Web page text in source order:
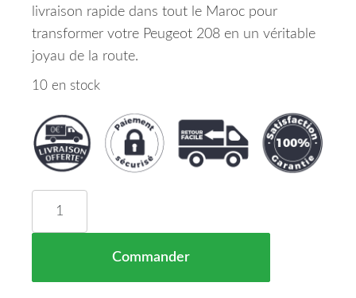
livraison rapide dans tout le Maroc pour
transformer votre Peugeot 208 en un véritable
joyau de la route.
10 en stock
Commander